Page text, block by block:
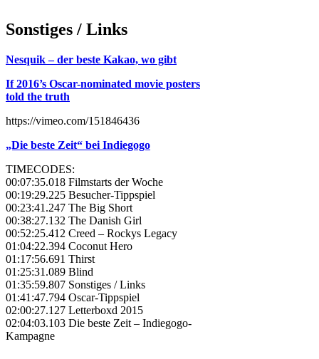
Sonstiges / Links
Nesquik – der beste Kakao, wo gibt
If 2016’s Oscar-nominated movie posters
told the truth
https://vimeo.com/151846436
„Die beste Zeit“ bei Indiegogo
TIMECODES:
00:07:35.018 Filmstarts der Woche
00:19:29.225 Besucher-Tippspiel
00:23:41.247 The Big Short
00:38:27.132 The Danish Girl
00:52:25.412 Creed – Rockys Legacy
01:04:22.394 Coconut Hero
01:17:56.691 Thirst
01:25:31.089 Blind
01:35:59.807 Sonstiges / Links
01:41:47.794 Oscar-Tippspiel
02:00:27.127 Letterboxd 2015
02:04:03.103 Die beste Zeit – Indiegogo-
Kampagne